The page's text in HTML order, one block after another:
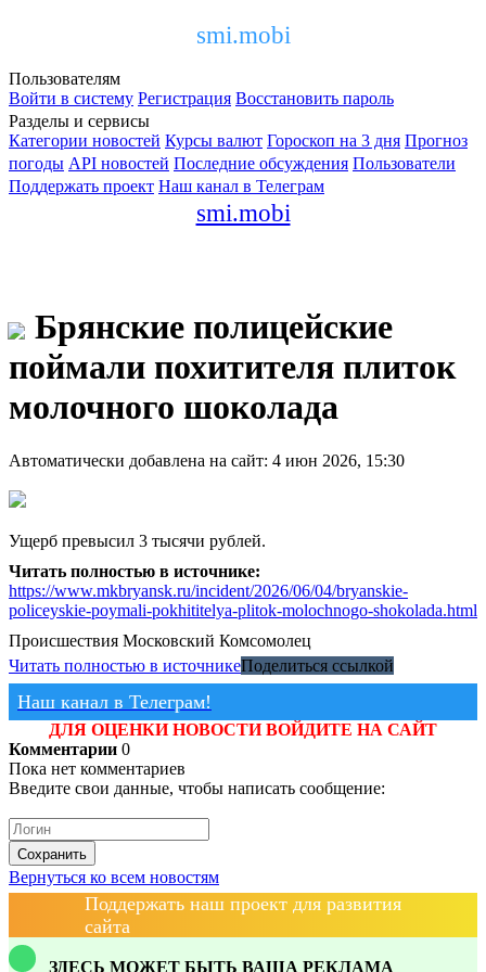
smi.mobi
Пользователям
Войти в систему Регистрация Восстановить пароль
Разделы и сервисы
Категории новостей Курсы валют Гороскоп на 3 дня Прогноз
погоды API новостей Последние обсуждения Пользователи
Поддержать проект Наш канал в Телеграм
smi.mobi
Брянские полицейские
поймали похитителя плиток
молочного шоколада
Автоматически добавлена на сайт: 4 июн 2026, 15:30
Ущерб превысил 3 тысячи рублей.
Читать полностью в источнике:
https://www.mkbryansk.ru/incident/2026/06/04/bryanskie-
policeyskie-poymali-pokhititelya-plitok-molochnogo-shokolada.html
Происшествия Московский Комсомолец
Читать полностью в источникеПоделиться ссылкой
Наш канал в Телеграм!
ДЛЯ ОЦЕНКИ НОВОСТИ ВОЙДИТЕ НА САЙТ
Комментарии 0
Пока нет комментариев
Введите свои данные, чтобы написать сообщение:
Сохранить
Вернуться ко всем новостям
Поддержать наш проект для развития
сайта
ЗДЕСЬ МОЖЕТ БЫТЬ ВАША РЕКЛАМА